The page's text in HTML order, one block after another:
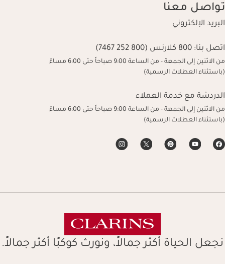
تواصل معنا
البريد الإلكتروني
اتصل بنا: 800 كلارنس (800 252 7467)
من الاثنين إلى الجمعة - من الساعة 9:00 صباحاً حتى 6:00 مساءً
(باستثناء العطلات الرسمية)
الدردشة مع خدمة العملاء
من الاثنين إلى الجمعة - من الساعة 9:00 صباحاً حتى 6:00 مساءً
(باستثناء العطلات الرسمية)
نجعل الحياة أكثر جمالاً، ونورث كوكبًا أكثر جمالاً.